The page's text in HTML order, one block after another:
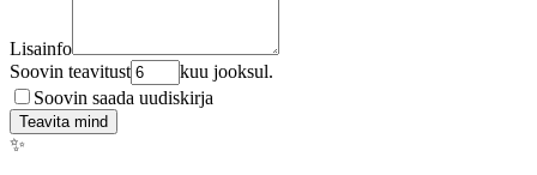
Lisainfo
Soovin teavitust
kuu jooksul.
Soovin saada uudiskirja
Teavita mind
✨